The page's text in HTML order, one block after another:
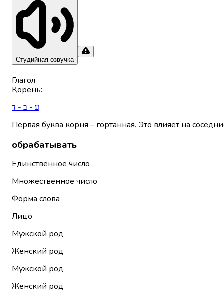
Студийная озвучка
Глагол
Корень:
ע - ב - ד
Первая буква корня – гортанная. Это влияет на
обрабатывать
Единственное число
Множественное число
Форма слова
Лицо
Мужской род
Женский род
Мужской род
Женский род